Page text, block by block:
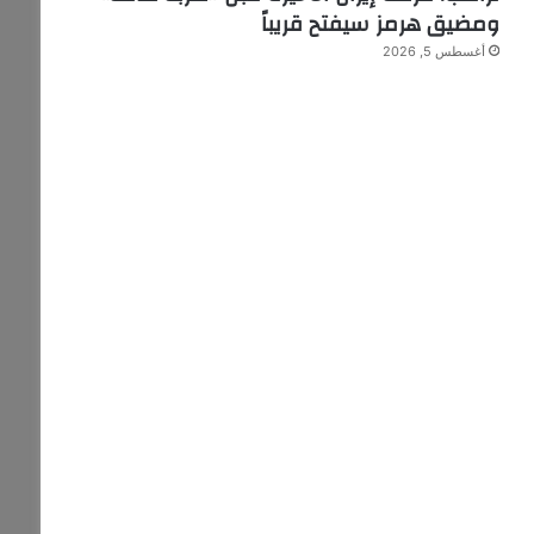
ومضيق هرمز سيفتح قريباً
أغسطس 5, 2026